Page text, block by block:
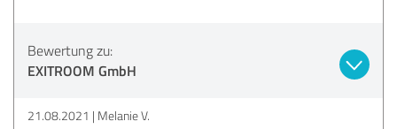
Bewertung zu:
EXITROOM GmbH
21.08.2021 Melanie V.